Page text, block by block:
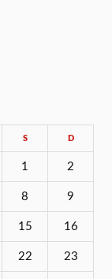
S D
1 2
8 9
15 16
22 23